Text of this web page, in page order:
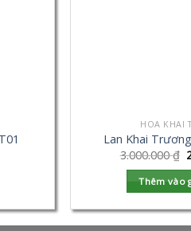
HOA KHAI
Lan Khai
3.000.000₫
Thêm vào